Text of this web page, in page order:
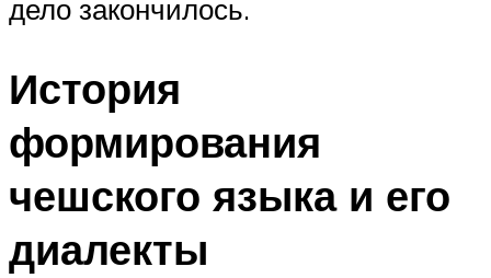
дело закончилось.
История
формирования
чешского языка и его
диалекты